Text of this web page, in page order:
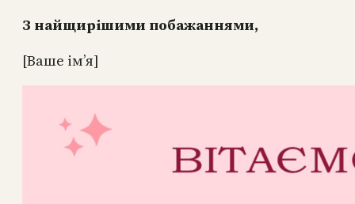
З найщирішими побажаннями,
[Ваше ім’я]